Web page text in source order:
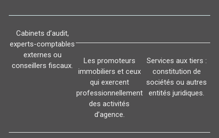
Cabinets d’audit,
experts-comptables
externes ou
conseillers fiscaux.
Les promoteurs
immobiliers et ceux
qui exercent
professionnellement
des activités
d’agence.
Services aux tiers :
constitution de
sociétés ou autres
entités juridiques.